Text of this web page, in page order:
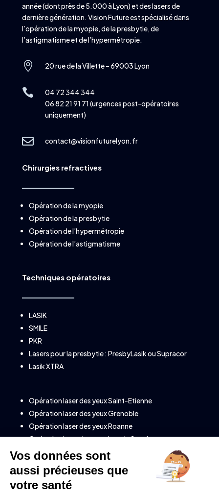
année (dont près de 5.000 à Lyon) et des lasers de
dernière génération. Vision Future est spécialisé dans
l’opération de la myopie, de la presbytie, de
l’astigmatisme et de l’hypermétropie.
 20 rue de la Villette – 69003 Lyon

04 72 344 344
06 82 21 91 71 (urgences post-opératoires
uniquement)
 contact@visionfuturelyon.fr
Chirurgies refractives
Opération de la myopie
Opération de la presbytie
Opération de l’hypermétropie
Opération de l’astigmatisme
Techniques opératoires
LASIK
SMILE
PKR
Lasers pour la presbytie :PresbyLasikouSupracor
Lasik XTRA
Opération laser des yeux Saint-Etienne
Opération laser des yeux Grenoble
Opération laser des yeux Roanne
Opération laser des yeux Lons le Saunier
Opération laser des yeux à Annecy (Savoie)
Opération laser des yeux à Clermont-Ferrand
Opération laser des yeux à Valence
Opération laser des yeux à Montélimar